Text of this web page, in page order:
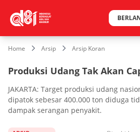
Home Arsip Arsip Koran
Produksi Udang Tak Akan
JAKARTA: Target produksi udang
dipatok sebesar 400.000 ton diduga
dampak serangan penyakit.